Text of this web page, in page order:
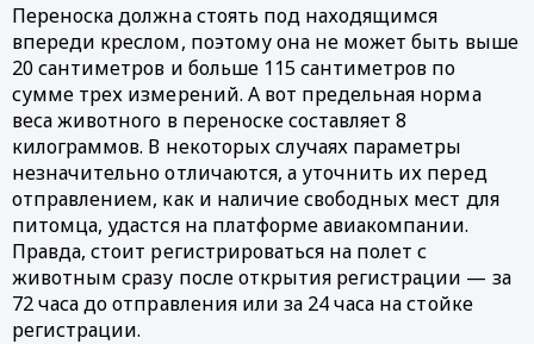
Переноска должна стоять под находящимся
впереди креслом, поэтому она не может быть выше
20 сантиметров и больше 115 сантиметров по
сумме трех измерений. А вот предельная норма
веса животного в переноске составляет 8
килограммов. В некоторых случаях параметры
незначительно отличаются, а уточнить их перед
отправлением, как и наличие свободных мест для
питомца, удастся на платформе авиакомпании.
Правда, стоит регистрироваться на полет с
животным сразу после открытия регистрации — за
72 часа до отправления или за 24 часа на стойке
регистрации.